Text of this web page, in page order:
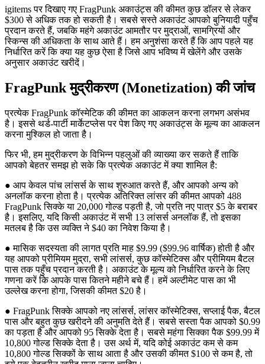
igitems पर दिखाए गए FragPunk अकाउंट्स की कीमत कुछ डॉलर से लेकर
$300 से अधिक तक हो सकती है। सबसे सस्ते अकाउंट आपको बुनियादी पहुँच
प्रदान करते हैं, जबकि महंगे अकाउंट आमतौर पर मुद्राओं, सामग्रियों और
स्किन्स की अधिकता के साथ आते हैं। हम अनुशंसा करते हैं कि आप पहले यह
निर्धारित करें कि क्या यह कुछ ऐसा है जिसे आप भविष्य में खेलेंगे और उसके
अनुसार अकाउंट खरीदें।
FragPunk मुद्रीकरण (Monetization) की जांच
प्रत्येक FragPunk कॉस्मेटिक की कीमत का आकलन करना लगभग असंभव
है। इससे थर्ड-पार्टी मार्केटप्लेस पर पेश किए गए अकाउंट्स के मूल्य का आकलन
करना मुश्किल हो जाता है।
फिर भी, हम मुद्रीकरण के विभिन्न पहलुओं की व्याख्या कर सकते हैं ताकि
आपको बेहतर समझ हो सके कि प्रत्येक अकाउंट में क्या शामिल है:
● आप केवल पांच लांसर्स के साथ शुरुआत करते हैं, और आपको अन्य को
अनलॉक करना होता है। प्रत्येक अतिरिक्त लांसर की कीमत आपको 488
FragPunk सिक्के या 20,000 गोल्ड पड़ती है, जो प्रति नए पात्र $5 के बराबर
है। इसलिए, यदि किसी अकाउंट में सभी 13 लांसर्स अनलॉक हैं, तो इसका
मतलब है कि उस व्यक्ति ने $40 का निवेश किया है।
● मासिक सदस्यता की लागत प्रति माह $9.99 ($99.96 वार्षिक) होती है और
यह आपको प्रीमियम मुद्रा, सभी लांसर्स, कुछ कॉस्मेटिक्स और प्रीमियम बैटल
पास तक पहुँच प्रदान करती है। अकाउंट के मूल्य को निर्धारित करने के लिए
गणना करें कि आपके पास कितने महीने बचे हैं। हमें अल्टीमेट पास का भी
उल्लेख करना होगा, जिसकी कीमत $20 है।
● FragPunk सिक्के आपको नए लांसर्स, लांसर कॉस्मेटिक्स, सप्लाई पैक, बैटल
पास और बहुत कुछ खरीदने की अनुमति देते हैं। सबसे सस्ता पैक आपको $0.99
का पड़ता है और आपको 95 सिक्के देता है। सबसे महंगा सिक्का पैक $99.99 में
10,800 गोल्ड सिक्के देता है। उस अर्थ में, यदि कोई अकाउंट कम से कम
10,800 गोल्ड सिक्कों के साथ आता है और उसकी कीमत $100 से कम है, तो